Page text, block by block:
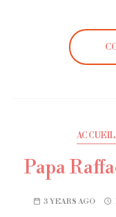
Papa
3 YEARS AGO